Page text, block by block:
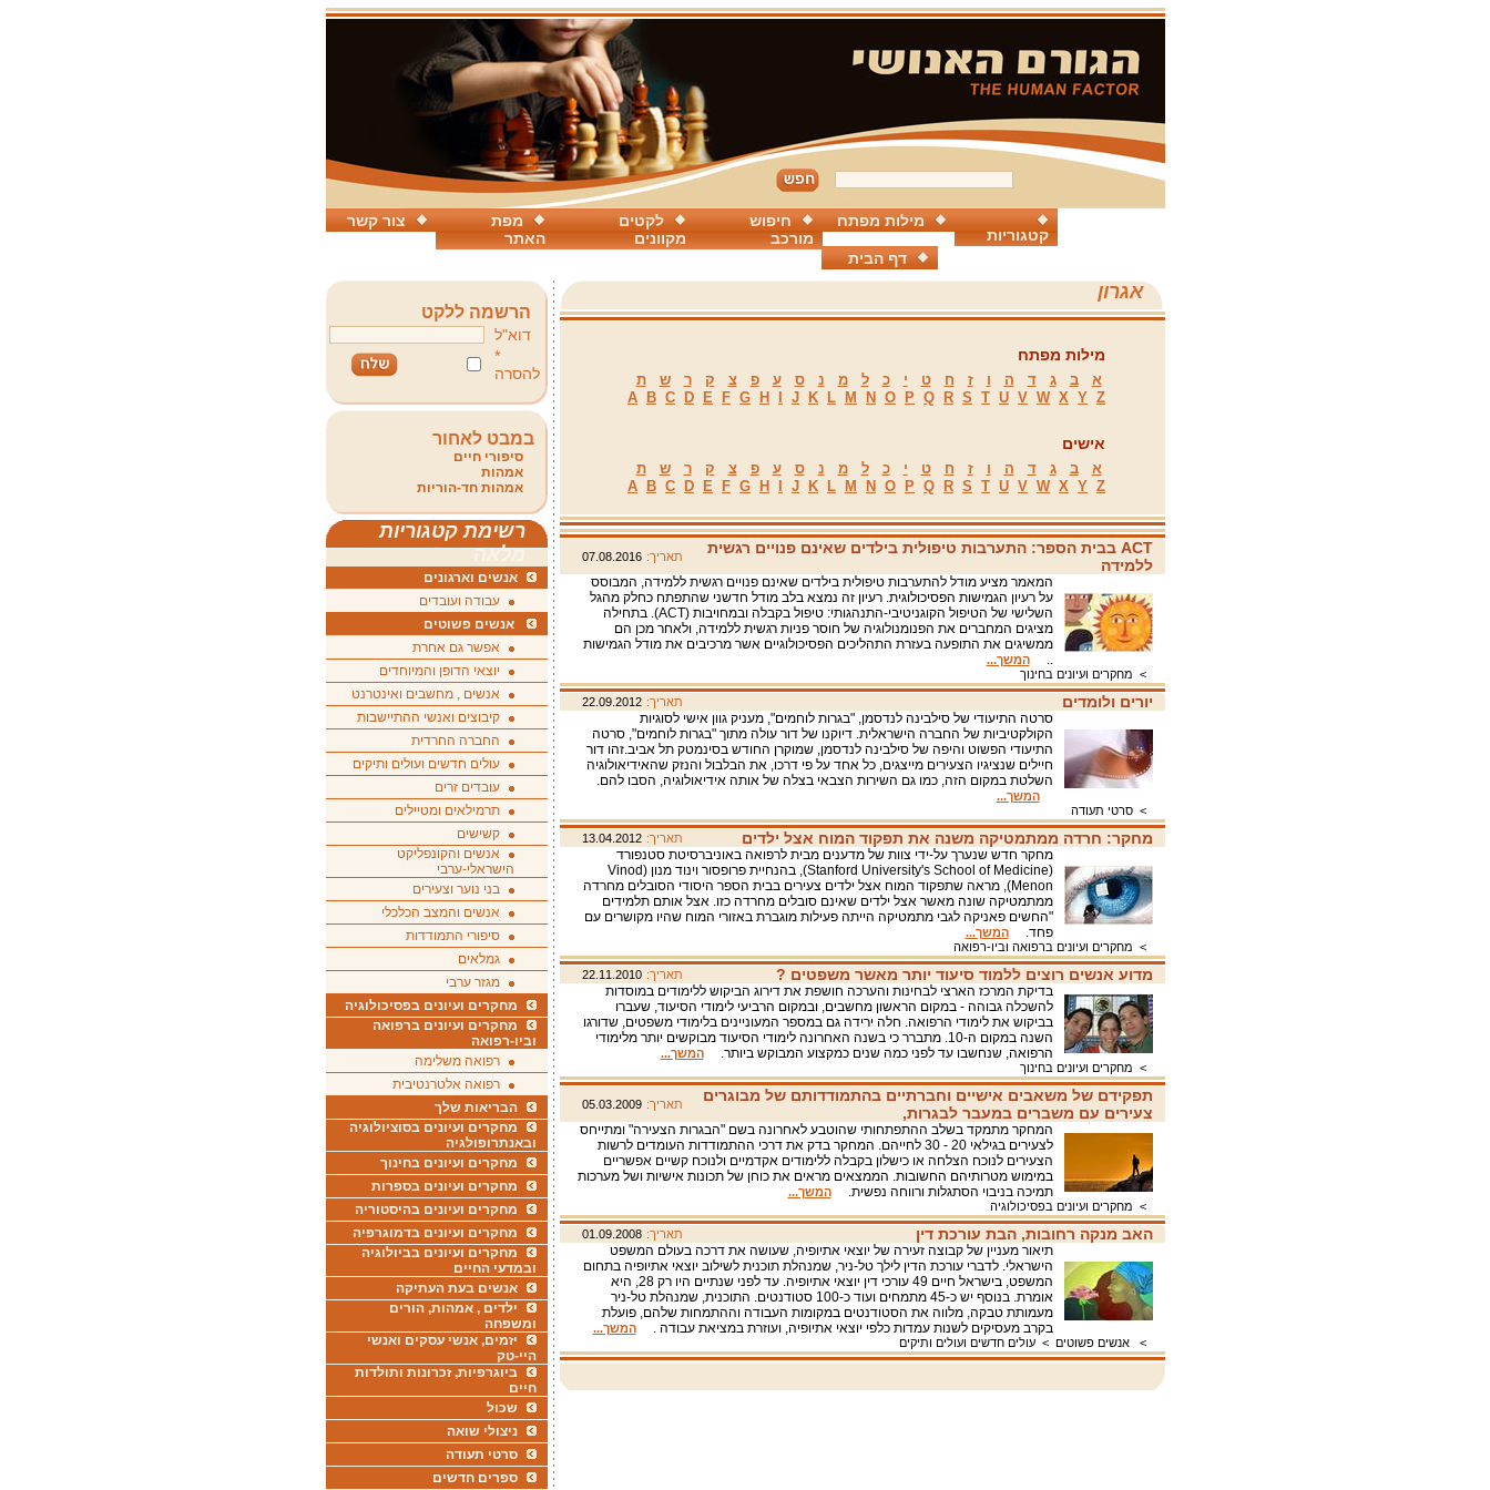
צור קשר
מפת
האתר
לקטים
מקוונים
חיפוש
מורכב
מילות מפתח
קטגוריות
דף הבית
אגרון
מילות מפתח
א ב ג ד ה ו ז ח ט י כ ל מ נ ס ע פ צ ק ר ש
ת
A
B C D E F G H J K L M N O P Q R S T U V W X Y Z
אישים
א ב ג ד ה ו ז ח ט י כ ל מ נ ס ע פ צ ק ר ש
ת
A
B C D E F G H J K L M N O P Q R S T U V W X Y Z
ACT בבית הספר: התערבות טיפולית בילדים שאינם פנויים רגשית
ללמידה
תאריך: 07.08.2016
המאמר מציע מודל להתערבות טיפולית בילדים שאינם פנויים רגשית ללמידה, המבוסס
על רעיון הגמישות הפסיכולוגית. רעיון זה נמצא בלב מודל חדשני שהתפתח כחלק מהגל
השלישי של הטיפול הקוגניטיבי-התנהגותי: טיפול בקבלה ובמחויבות (ACT). בתחילה
מציגים המחברים את הפנומנולוגיה של חוסר פניות רגשית ללמידה, ולאחר מכן הם
ממשיגים את התופעה בעזרת התהליכים הפסיכולוגיים אשר מרכיבים את מודל הגמישות
..המשך...
> מחקרים ועיונים בחינוך
יורים ולומדים תאריך: 22.09.2012
סרטה התיעודי של סילבינה לנדסמן, "בגרות לוחמים", מעניק גוון אישי לסוגיות
הקולקטיביות של החברה הישראלית. דיוקנו של דור עולה מתוך "בגרות לוחמים", סרטה
התיעודי הפשוט והיפה של סילבינה לנדסמן, שמוקרן החודש בסינמטק תל אביב.זהו דור
חיילים שנציגיו הצעירים מייצגים, כל אחד על פי דרכו, את הבלבול והנזק שהאידיאולוגיה
השלטת במקום הזה, כמו גם השירות הצבאי בצלה של אותה אידיאולוגיה, הסבו להם.
המשך...
>סרטי תעודה
מחקר: חרדה ממתמטיקה משנה את תפקוד המוח אצל ילדים תאריך: 13.04.2012
מחקר חדש שנערך על-ידי צוות של מדענים מבית לרפואה באוניברסיטת סטנפורד
(Stanford University's School of Medicine), בהנחיית פרופסור וינוד מנון (Vinod
Menon), מראה שתפקוד המוח אצל ילדים צעירים בבית הספר היסודי הסובלים מחרדה
ממתמטיקה שונה מאשר אצל ילדים שאינם סובלים מחרדה כזו. אצל אותם תלמידים
"החשים פאניקה לגבי מתמטיקה הייתה פעילות מוגברת באזורי המוח שהיו מקושרים עם
פחד.המשך...
> מחקרים ועיונים ברפואה וביו-רפואה
מדוע אנשים רוצים ללמוד סיעוד יותר מאשר משפטים ? תאריך: 22.11.2010
בדיקת המרכז הארצי לבחינות והערכה חושפת את דירוג הביקוש ללימודים במוסדות
להשכלה גבוהה - במקום הראשון מחשבים, ובמקום הרביעי לימודי הסיעוד, שעברו
בביקוש את לימודי הרפואה. חלה ירידה גם במספר המעוניינים בלימודי משפטים, שדורגו
השנה במקום ה-10. מתברר כי בשנה האחרונה לימודי הסיעוד מבוקשים יותר מלימודי
הרפואה, שנחשבו עד לפני כמה שנים כמקצוע המבוקש ביותר.המשך...
> מחקרים ועיונים בחינוך
תפקידם של משאבים אישיים וחברתיים בהתמודדותם של מבוגרים
צעירים עם משברים במעבר לבגרות,
תאריך: 05.03.2009
המחקר מתמקד בשלב ההתפתחותי שהוטבע לאחרונה בשם "הבגרות הצעירה" ומתייחס
לצעירים בגילאי 20 - 30 לחייהם. המחקר בדק את דרכי ההתמודדות העומדים לרשות
הצעירים לנוכח הצלחה או כישלון בקבלה ללימודים אקדמיים ולנוכח קשיים אפשריים
במימוש מטרותיהם החשובות. הממצאים מראים את כוחן של תכונות אישיות ושל מערכות
תמיכה בניבוי הסתגלות ורווחה נפשית.המשך...
> מחקרים ועיונים בפסיכולוגיה
האב מנקה רחובות, הבת עורכת דין תאריך: 01.09.2008
תיאור מעניין של קבוצה זעירה של יוצאי אתיופיה, שעושה את דרכה בעולם המשפט
הישראלי. לדברי עורכת הדין לילך טל-ניר, שמנהלת תוכנית לשילוב יוצאי אתיופיה בתחום
המשפט, בישראל חיים 49 עורכי דין יוצאי אתיופיה. עד לפני שנתיים היו רק 28, היא
אומרת. בנוסף יש כ-45 מתמחים ועוד כ-100 סטודנטים. התוכנית, שמנהלת טל-ניר
מעמותת טבקה, מלווה את הסטודנטים במקומות העבודה וההתמחות שלהם, פועלת
בקרב מעסיקים לשנות עמדות כלפי יוצאי אתיופיה, ועוזרת במציאת עבודה .המשך...
>
אנשים פשוטים >עולים חדשים ועולים ותיקים
הרשמה ללקט
דוא"ל
*
להסרה
במבט לאחור
סיפורי חיים
אמהות
אמהות חד-הוריות
רשימת קטגוריות
מלאה
אנשים וארגונים
עבודה ועובדים
אנשים פשוטים
אפשר גם אחרת
יוצאי הדופן והמיוחדים
אנשים , מחשבים ואינטרנט
קיבוצים ואנשי ההתיישבות
החברה החרדית
עולים חדשים ועולים ותיקים
עובדים זרים
תרמילאים ומטיילים
קשישים
אנשים והקונפליקט
הישראלי-ערבי
בני נוער וצעירים
אנשים והמצב הכלכלי
סיפורי התמודדות
גמלאים
מגזר ערבי
מחקרים ועיונים בפסיכולוגיה
מחקרים ועיונים ברפואה
וביו-רפואה
רפואה משלימה
רפואה אלטרנטיבית
הבריאות שלך
מחקרים ועיונים בסוציולוגיה
ובאנתרופולגיה
מחקרים ועיונים בחינוך
מחקרים ועיונים בספרות
מחקרים ועיונים בהיסטוריה
מחקרים ועיונים בדמוגרפיה
מחקרים ועיונים בביולוגיה
ובמדעי החיים
אנשים בעת העתיקה
ילדים , אמהות, הורים
ומשפחה
יזמים, אנשי עסקים ואנשי
היי-טק
ביוגרפיות, זכרונות ותולדות
חיים
שכול
ניצולי שואה
סרטי תעודה
ספרים חדשים